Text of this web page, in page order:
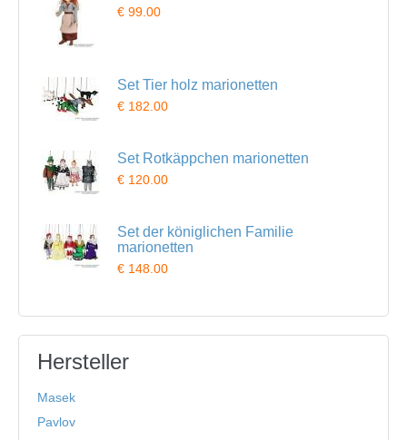
€ 99.00
Set Tier holz marionetten
€ 182.00
Set Rotkäppchen marionetten
€ 120.00
Set der königlichen Familie
marionetten
€ 148.00
Hersteller
Masek
Pavlov